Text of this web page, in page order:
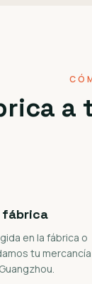
a
fábrica
en la fábrica o
tu